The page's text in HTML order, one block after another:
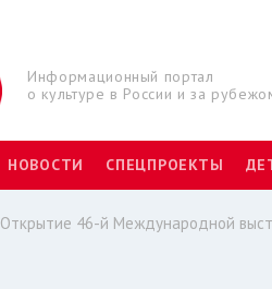
Информационный портал
о культуре в России и за
НОВОСТИ СПЕЦПРОЕКТЫ
Открытие 46-й Международной